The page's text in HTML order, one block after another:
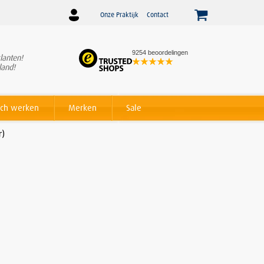
Onze Praktijk Contact
9254 beoordelingen
WinnaarBeslist Webshop
Award voor beste service!
werken Merken Sale